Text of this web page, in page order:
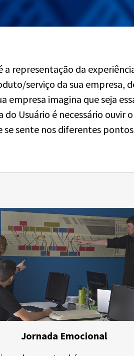
a representação da
serviço da sua empresa,
empresa imagina que seja
Usuário é necessário ouvir
se sente nos diferentes
Jornada Emocional